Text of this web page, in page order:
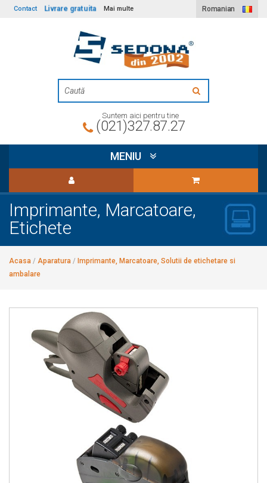
Contact Livrare gratuita Mai multe Romanian
Suntem aici pentru tine
(021)327.87.27
MENIU
Imprimante, Marcatoare,
Etichete
Acasa / Aparatura / Imprimante, Marcatoare, Solutii de etichetare si
ambalare